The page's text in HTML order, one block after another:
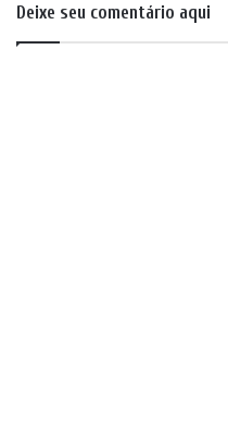
Deixe seu comentário aqui